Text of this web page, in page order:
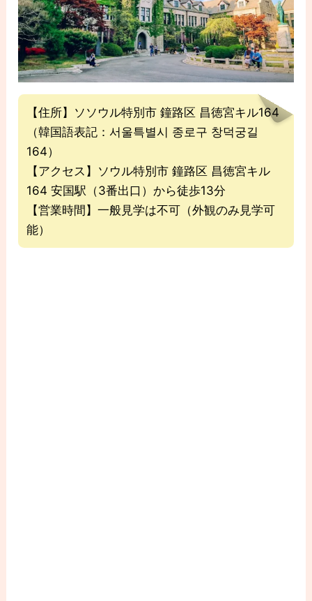
【住所】ソソウル特別市 鐘路区 昌徳宮キル164
（韓国語表記：서울특별시 종로구 창덕궁길
164）
【アクセス】ソウル特別市 鐘路区 昌徳宮キル
164 安国駅（3番出口）から徒歩13分
【営業時間】一般見学は不可（外観のみ見学可
能）